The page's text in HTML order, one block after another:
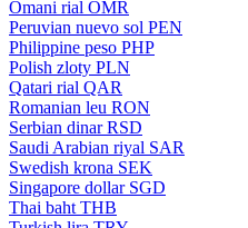
Omani rial OMR
Peruvian nuevo sol PEN
Philippine peso PHP
Polish zloty PLN
Qatari rial QAR
Romanian leu RON
Serbian dinar RSD
Saudi Arabian riyal SAR
Swedish krona SEK
Singapore dollar SGD
Thai baht THB